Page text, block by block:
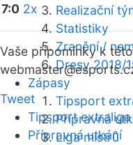
Realizační
Statistiky
Zranění /
Dresy 2018/
Zápasy
Tipsport
Přípravná
Liga mistrů
7:0 2x
Vaše připomínky k
webmaster
Tweet
Tipsport extraliga
Přípravná utkání